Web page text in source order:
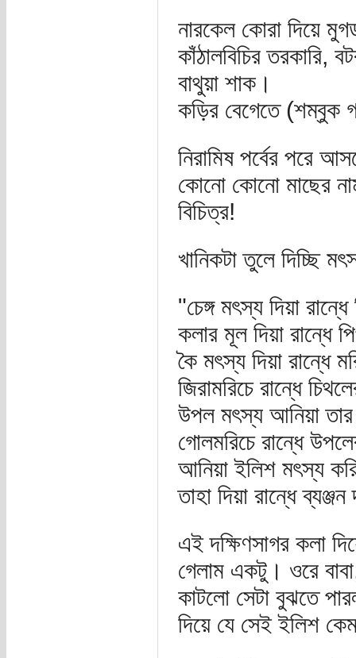
নারকেল কোরা দিয়ে
কাঁঠালবিচির তরকারি,
বাথুয়া শাক।
কড়ির বেগেতে (শম্বুক
নিরামিষ পর্বের পরে
কোনো কোনো মাছের
বিচিত্র!
খানিকটা তুলে দিচ্ছি
"চেঙ্গ মৎস্য দিয়া
কলার মূল দিয়া রান্ধে
কৈ মৎস্য দিয়া রান্ধে
জিরামরিচে রান্ধে
উপল মৎস্য আনিয়া
গোলমরিচে রান্ধে
আনিয়া ইলিশ মৎস্য
তাহা দিয়া রান্ধে
এই দক্ষিণসাগর কলা
গেলাম একটু। ওরে
কাটলো সেটা বুঝতে
দিয়ে যে সেই ইলিশ